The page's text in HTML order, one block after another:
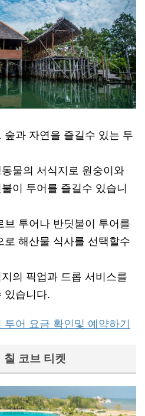
숲과 자연을 즐길수 있는 투
물의 서식지로 원숭이와
이 투어를 즐길수 있습니
투어나 반딧불이 투어를
로 해산물 식사를 선택할수
의 픽업과 드롭 서비스를
있습니다.
어 요금 확인및 예약하기
코브 티켓